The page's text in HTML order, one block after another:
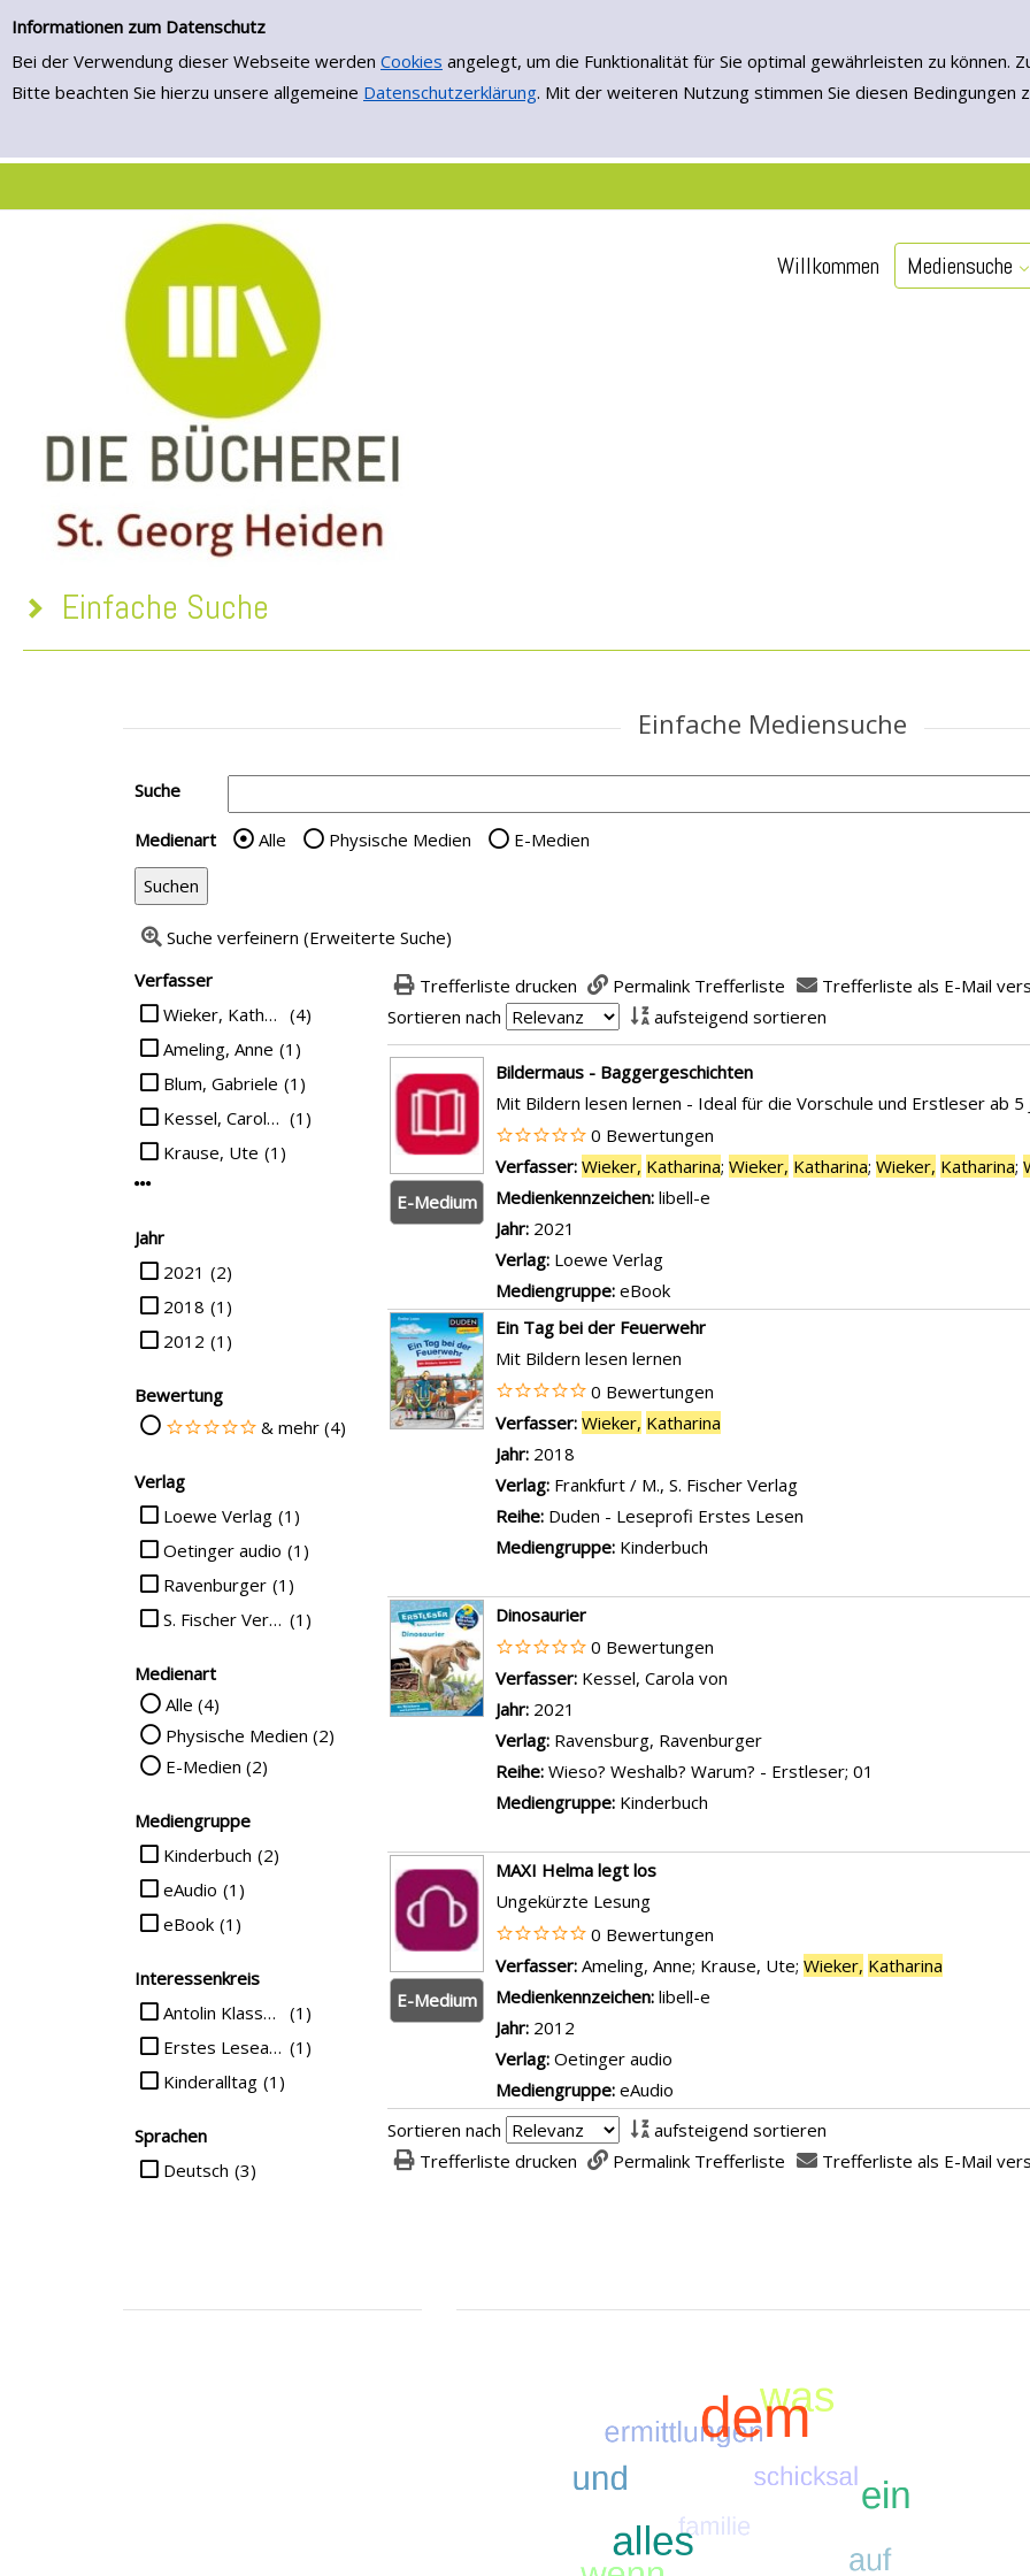
Einfache Suche
Informationen zum Datenschutz
Bei der Verwendung dieser Webseite werden Cookies angelegt, um die Funktionalität für Sie optimal gewährleisten zu
Bitte beachten Sie hierzu unsere allgemeine Datenschutzerklärung. Mit der weiteren Nutzung stimmen Sie diesen Bedingungen
Zur Trefferliste springen
Willkommen
Mediensuche
Einfache Suche
Einfache Mediensuche
Suche
Medienart Wählen Sie die Medienart nach der Sie suchen wollen.
Alle Physische Medien E-Medien
Suche verfeinern (Erweiterte Suche)
Suchfilter
Verfasser
Suche auf Verfasser einschränken
(4)
Wieker, Katharina
(1)
Ameling, Anne
(1)
Blum, Gabriele
(1)
Kessel, Carola von
(1)
Krause, Ute
Mehr Verfasser-Filter anzeigen
Jahr
Suche auf Jahr einschränken
(2)
2021
(1)
2018
(1)
2012
Bewertung
Suche auf Bewertung einschränken
& mehr (4)
Verlag
Suche auf Verlag einschränken
(1)
Loewe Verlag
(1)
Oetinger audio
(1)
Ravenburger
(1)
S. Fischer Verlag
Medienart
Suche auf Medienart einschränken
Alle (4)
Physische Medien (2)
E-Medien (2)
Mediengruppe
Suche auf Mediengruppe einschränken
(2)
Kinderbuch
(1)
eAudio
(1)
eBook
Interessenkreis
Suche auf Interessenkreis einschränken
(1)
Antolin Klasse 1
(1)
Erstes Lesealter
(1)
Kinderalltag
Sprachen
Suche auf Sprachen einschränken
(3)
Deutsch
Trefferliste drucken Permalink Trefferliste
Trefferliste als E-Mail
Sortieren nach
aufsteigend sortieren
Suchergebnis
E-Medium
Bildermaus - Baggergeschichten
Mit Bildern lesen lernen - Ideal für die Vorschule und Erstleser ab 5
0 Bewertungen
Verfasser: Wieker, Katharina; Wieker, Katharina; Wieker, Katharina;
Medienkennzeichen: libell-e
Jahr: 2021
Verlag: Loewe Verlag
Mediengruppe: eBook
Ein Tag bei der Feuerwehr
Mit Bildern lesen lernen
0 Bewertungen
Verfasser: Wieker, Katharina
Jahr: 2018
Verlag: Frankfurt / M., S. Fischer Verlag
Reihe: Duden - Leseprofi Erstes Lesen
Mediengruppe: Kinderbuch
Dinosaurier
0 Bewertungen
Verfasser: Kessel, Carola von
Jahr: 2021
Verlag: Ravensburg, Ravenburger
Reihe: Wieso? Weshalb? Warum? - Erstleser; 01
Mediengruppe: Kinderbuch
E-Medium
MAXI Helma legt los
Ungekürzte Lesung
0 Bewertungen
Verfasser: Ameling, Anne; Krause, Ute; Wieker, Katharina
Medienkennzeichen: libell-e
Jahr: 2012
Verlag: Oetinger audio
Mediengruppe: eAudio
Sortieren nach
aufsteigend sortieren
Trefferliste drucken
Permalink Trefferliste Trefferliste als E-Mail